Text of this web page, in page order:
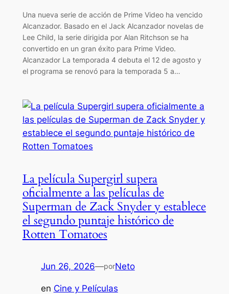
Una nueva serie de acción de Prime Video ha vencido
Alcanzador. Basado en el Jack Alcanzador novelas de
Lee Child, la serie dirigida por Alan Ritchson se ha
convertido en un gran éxito para Prime Video.
Alcanzador La temporada 4 debuta el 12 de agosto y
el programa se renovó para la temporada 5 a…
La película Supergirl supera
oficialmente a las películas de
Superman de Zack Snyder y establece
el segundo puntaje histórico de
Rotten Tomatoes
Jun 26, 2026—porNeto
en Cine y Películas